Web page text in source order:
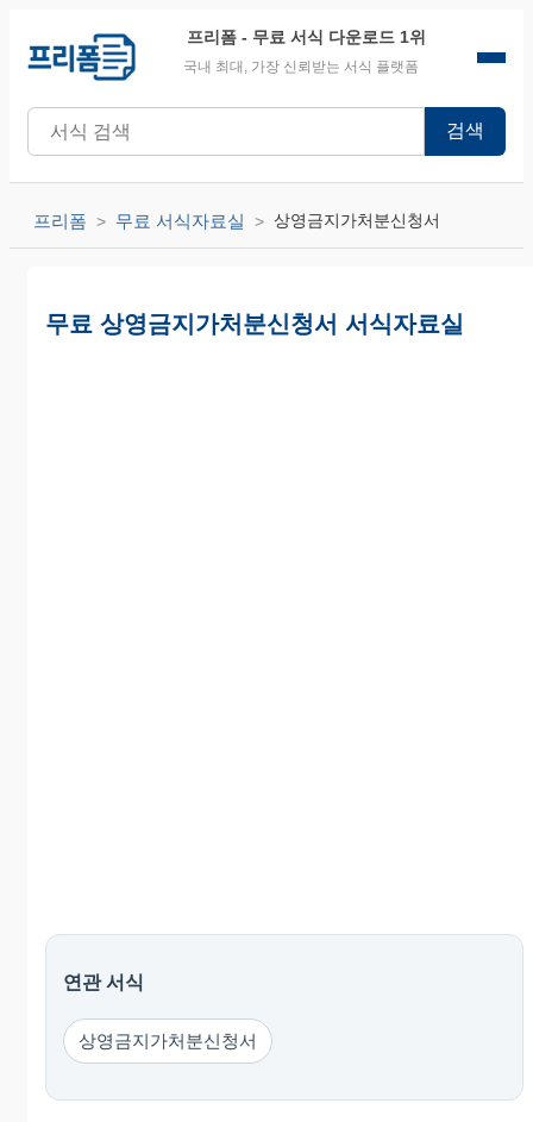
프리폼 - 무료 서식 다운로드 1위
국내 최대, 가장 신뢰받는 서식 플랫폼
검색
프리폼 무료 서식자료실 상영금지가처분신청서
무료 상영금지가처분신청서 서식자료실
연관 서식
상영금지가처분신청서